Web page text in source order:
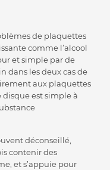
de plaquettes
comme l’alcool
et simple par de
dans les deux cas de
aux plaquettes
est simple à
déconseillé,
contenir des
et s’appuie pour